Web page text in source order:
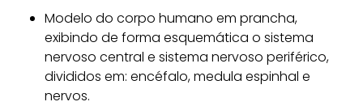
Modelo do corpo humano em prancha,
exibindo de forma esquemática o sistema
nervoso central e sistema nervoso periférico,
divididos em: encéfalo, medula espinhal e
nervos.